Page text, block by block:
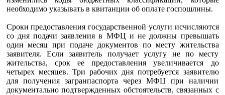
необходимо указывать в квитанции об оплате госпошлины.
Сроки предоставления государственной услуги исчисляются
со дня подачи заявления в МФЦ и не должны превышать
один месяц при подаче документов по месту жительства
заявителя. Если заявитель получает услугу не по месту
жительства, срок ее предоставления увеличивается до
четырех месяцев. Три рабочих дня потребуется заявителю
для получения загранпаспорта через МФЦ при наличии
документально подтвержденных обстоятельств, связанных с